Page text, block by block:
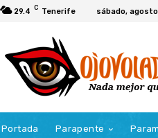
29.4 C Tenerife sábado,
Portada Parapente